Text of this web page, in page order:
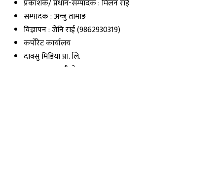
सम्पादक : अन्जु तामाङ
विज्ञापन : जेनि राई (9862930319)
कर्पोरेट कार्यालय
दाक्सु मिडिया प्रा. लि.
कपन, काठमाडौं, नेपाल